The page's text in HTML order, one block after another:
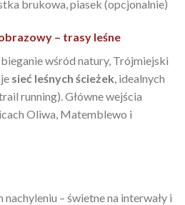
brukowa, piasek (opcjonalnie)
– trasy leśne
wśród natury, Trójmiejski
sieć leśnych ścieżek, idealnych
running). Główne wejścia
Oliwa, Matemblewo i
– świetne na interwały i